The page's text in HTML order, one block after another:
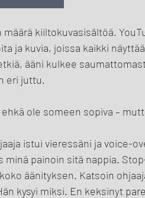
kiiltokuvasisältöä.
ja kuvia, joissa kaikki
ääni kulkee
eri juttu.
ole someen sopiva –
istui vieressäni ja voice-
painoin sitä nappia.
äänityksen. Katsoin
kysyi miksi. En keksinyt